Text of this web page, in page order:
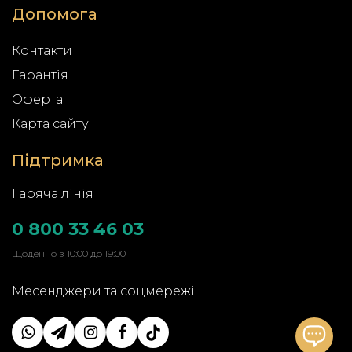
Допомога
Контакти
Гарантія
Оферта
Карта сайту
Підтримка
Гаряча лінія
0 800 33 46 03
Щоденно з 10:00 до 19:00
Месенджери та соцмережі